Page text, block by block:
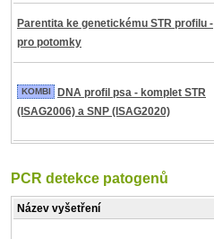
Parentita ke genetickému STR profilu -
pro potomky
KOMBI
DNA profil psa - komplet STR
(ISAG2006) a SNP (ISAG2020)
PCR detekce patogenů
Název vyšetření